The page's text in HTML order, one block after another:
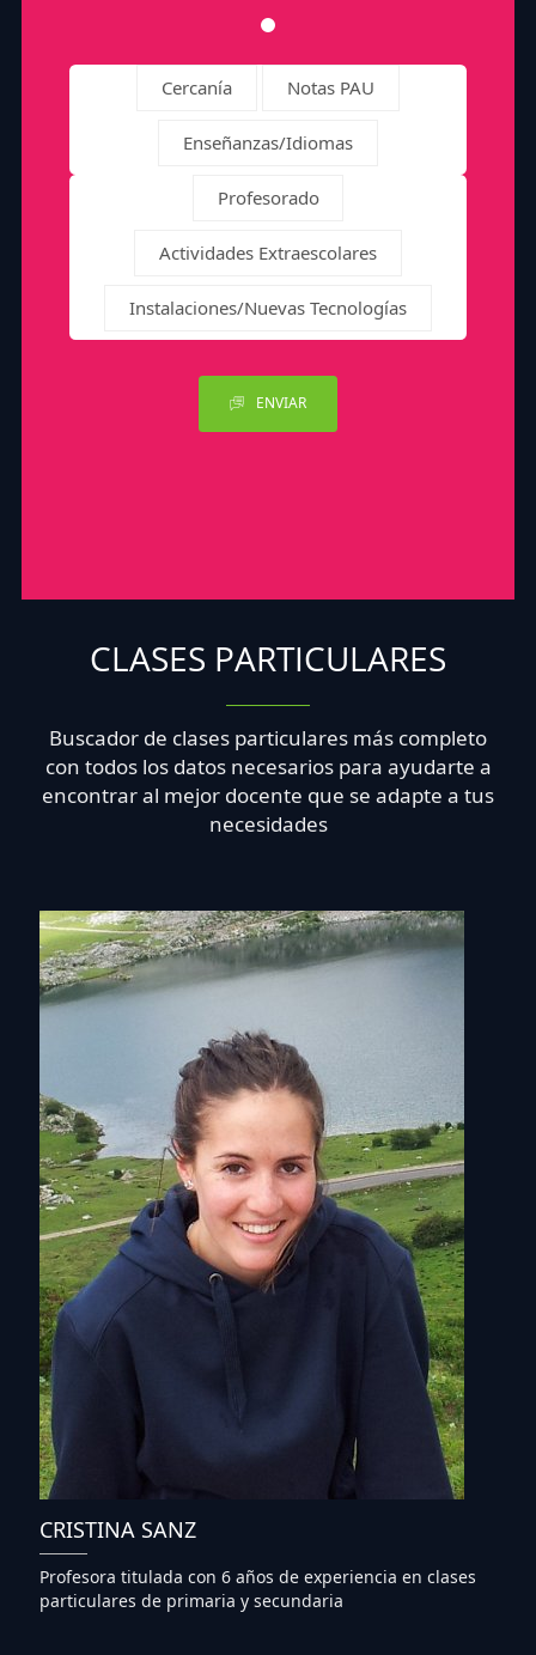
Cercanía Notas PAU
Enseñanzas/Idiomas
Profesorado
Actividades Extraescolares
Instalaciones/Nuevas Tecnologías
ENVIAR
CLASES PARTICULARES
Buscador de clases particulares más completo
con todos los datos necesarios para ayudarte a
encontrar al mejor docente que se adapte a tus
necesidades
CRISTINA SANZ
Profesora titulada con 6 años de experiencia en clases
particulares de primaria y secundaria